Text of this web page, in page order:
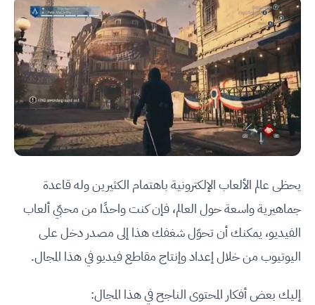
يحظى عالم الألعاب الإلكترونية باهتمام الكثيرين وله قاعدة
جماهيرية واسعة حول العالم، فإن كنت واحدًا من محبّي ألعاب
الفيديو، يمكنك أن تحوّل شغفك هذا إلى مصدر دخل على
اليوتيوب من خلال إعداد وإنتاج مقاطع فيديو في هذا المجال.
إليك بعض أفكار المحتوى الناجح في هذا المجال: